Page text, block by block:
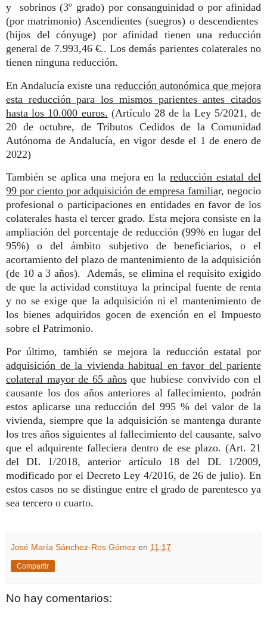
y sobrinos (3º grado) por consanguinidad o por afinidad
(por matrimonio) Ascendientes (suegros) o descendientes
(hijos del cónyuge) por afinidad tienen una reducción
general de 7.993,46 €.. Los demás parientes colaterales no
tienen ninguna reducción.
En Andalucía existe una reducción autonómica que mejora
esta reducción para los mismos parientes antes citados
hasta los 10.000 euros. (Artículo 28 de la Ley 5/2021, de
20 de octubre, de Tributos Cedidos de la Comunidad
Autónoma de Andalucía, en vigor desde el 1 de enero de
2022)
También se aplica una mejora en lareducción estatal del
99 por ciento por adquisición de empresa familiar, negocio
profesional o participaciones en entidades en favor de los
colaterales hasta el tercer grado. Esta mejora consiste en la
ampliación del porcentaje de reducción (99% en lugar del
95%) o del ámbito subjetivo de beneficiarios, o el
acortamiento del plazo de mantenimiento de la adquisición
(de 10 a 3 años). Además, se elimina el requisito exigido
de que la actividad constituya la principal fuente de renta
y no se exige que la adquisición ni el mantenimiento de
los bienes adquiridos gocen de exención en el Impuesto
sobre el Patrimonio.
Por último, también se mejora la reducción estatal por
adquisición de la vivienda habitual en favor del pariente
colateral mayor de 65 añosque hubiese convivido con el
causante los dos años anteriores al fallecimiento, podrán
estos aplicarse una reducción del 995 % del valor de la
vivienda, siempre que la adquisición se mantenga durante
los tres años siguientes al fallecimiento del causante, salvo
que el adquirente falleciera dentro de ese plazo. (Art. 21
del DL 1/2018, anterior artículo 18 del DL 1/2009,
modificado por el Decreto Ley 4/2016, de 26 de julio). En
estos casos no se distingue entre el grado de parentesco ya
sea tercero o cuarto.
José María Sánchez-Ros Gómez en 11:17
Compartir
No hay comentarios: